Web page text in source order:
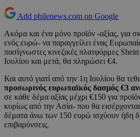
Add philenews.com on Google
Ακόμα και ένα μόνο προϊόν -αξίας, για
ενός ευρώ- να παραγγείλει ένας
πασίγνωστες κινεζικές πλατφόρμες
Ιουλίου και μετά, θα πληρώσει €4.
Και αυτό γιατί από την 1η Ιουλίου θα
προσωρινός ευρωπαϊκός δασμός €3
σε κάθε δέμα αξίας μέχρι €150 για
κυρίως από την Ασία- που θα
δέματα άνω των 150 ευρώ ισχύουν ήδη
επιβαρύνσεις.